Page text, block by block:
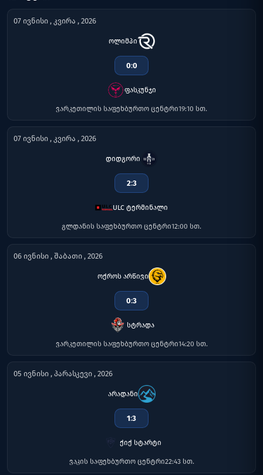
07 ივნისი , კვირა , 2026
ოლიმპი
0:0
ფასკუნჯი
ვარკეთილის საფეხბურთო ცენტრი19:10 სთ.
07 ივნისი , კვირა , 2026
დიდგორი
2:3
ULC ტერმინალი
გლდანის საფეხბურთო ცენტრი12:00 სთ.
06 ივნისი , შაბათი , 2026
ოქროს არწივი
0:3
სტრადა
ვარკეთილის საფეხბურთო ცენტრი14:20 სთ.
05 ივნისი , პარასკევი , 2026
არადანი
1:3
ქიქ სტარტი
ვაკის საფეხბურთო ცენტრი22:43 სთ.